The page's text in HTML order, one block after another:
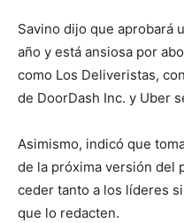
Savino dijo que aprobará
año y está ansiosa por
como Los Deliveristas,
de DoorDash Inc. y Uber
Asimismo, indicó que
de la próxima versión del
ceder tanto a los líderes
que lo redacten.